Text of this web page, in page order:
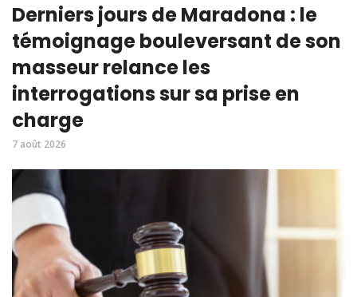
Derniers jours de Maradona : le
témoignage bouleversant de son
masseur relance les
interrogations sur sa prise en
charge
7 août 2026